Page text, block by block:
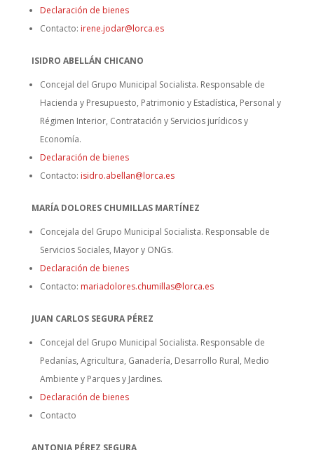
Declaración de bienes
Contacto: irene.jodar@lorca.es
ISIDRO ABELLÁN CHICANO
Concejal del Grupo Municipal Socialista. Responsable de
Hacienda y Presupuesto, Patrimonio y Estadística, Personal y
Régimen Interior, Contratación y Servicios jurídicos y
Economía.
Declaración de bienes
Contacto: isidro.abellan@lorca.es
MARÍA DOLORES CHUMILLAS MARTÍNEZ
Concejala del Grupo Municipal Socialista. Responsable de
Servicios Sociales, Mayor y ONGs.
Declaración de bienes
Contacto: mariadolores.chumillas@lorca.es
JUAN CARLOS SEGURA PÉREZ
Concejal del Grupo Municipal Socialista. Responsable de
Pedanías, Agricultura, Ganadería, Desarrollo Rural, Medio
Ambiente y Parques y Jardines.
Declaración de bienes
Contacto
ANTONIA PÉREZ SEGURA